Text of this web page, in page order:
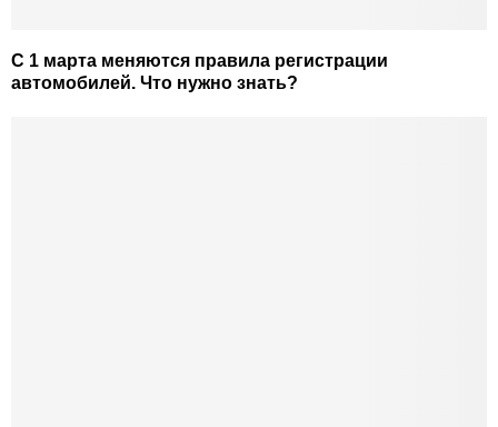
С 1 марта меняются правила регистрации
автомобилей. Что нужно знать?